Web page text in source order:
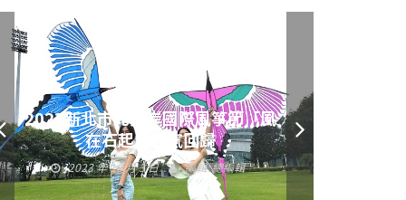
2023新北市北海岸國際風箏節「風
在石起」霸氣回歸
2023 年 10 月 3 日 編輯:總編輯
黃偉哲發放武聖夜市加碼夜市消費
券 呼籲做好登革熱防疫
2023 年 9 月 23 日 編輯:總編輯